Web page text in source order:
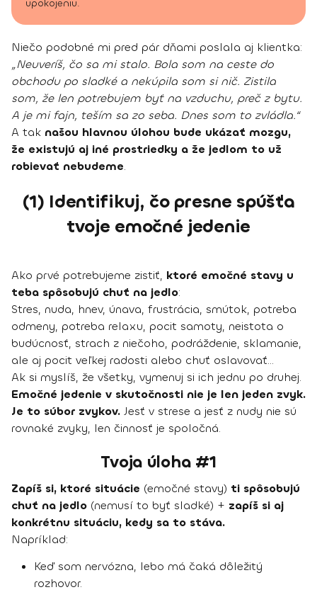
upokojeniu.
Niečo podobné mi pred pár dňami poslala aj klientka:
„Neuveríš, čo sa mi stalo. Bola som na ceste do
obchodu po sladké a nekúpila som si nič. Zistila
som, že len potrebujem byť na vzduchu, preč z bytu.
A je mi fajn, teším sa zo seba. Dnes som to zvládla.“
A tak našou hlavnou úlohou bude ukázať mozgu,
že existujú aj iné prostriedky a že jedlom to už
robievať nebudeme.
(1) Identifikuj, čo presne spúšťa
tvoje emočné jedenie
Ako prvé potrebujeme zistiť, ktoré emočné stavy u
teba spôsobujú chuť na jedlo:
Stres, nuda, hnev, únava, frustrácia, smútok, potreba
odmeny, potreba relaxu, pocit samoty, neistota o
budúcnosť, strach z niečoho, podráždenie, sklamanie,
ale aj pocit veľkej radosti alebo chuť oslavovať…
Ak si myslíš, že všetky, vymenuj si ich jednu po druhej.
Emočné jedenie v skutočnosti nie je len jeden zvyk.
Je to súbor zvykov. Jesť v strese a jesť z nudy nie sú
rovnaké zvyky, len činnosť je spoločná.
Tvoja úloha #1
Zapíš si, ktoré situácie (emočné stavy) ti spôsobujú
chuť na jedlo (nemusí to byť sladké) + zapíš si aj
konkrétnu situáciu, kedy sa to stáva.
Napríklad:
Keď som nervózna, lebo má čaká dôležitý
rozhovor.